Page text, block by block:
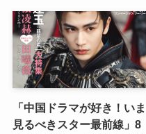
「中国ドラマが好き！いま
見るべきスター最前線」8